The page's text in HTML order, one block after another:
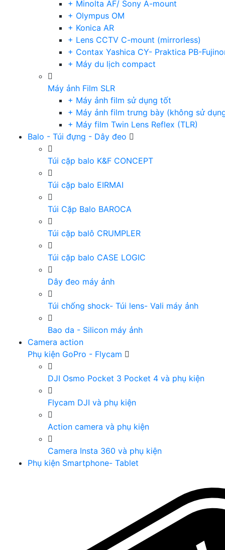
+ Minolta AF/ Sony A-mount
+ Olympus OM
+ Konica AR
+ Lens CCTV C-mount (mirrorless)
+ Contax Yashica CY- Praktica PB-
+ Máy du lịch compact
Máy ảnh Film SLR
+ Máy ảnh film sử dụng tốt
+ Máy ảnh film trưng bày (không sử
+ Máy film Twin Lens Reflex (TLR)
Balo - Túi đựng - Dây đeo
Túi cặp balo K&F CONCEPT
Túi cặp balo EIRMAI
Túi Cặp Balo BAROCA
Túi cặp balô CRUMPLER
Túi cặp balo CASE LOGIC
Dây đeo máy ảnh
Túi chống shock- Túi lens- Vali máy ảnh
Bao da - Silicon máy ảnh
Camera action
Phụ kiện GoPro - Flycam
DJI Osmo Pocket 3 Pocket 4 và phụ kiện
Flycam DJI và phụ kiện
Action camera và phụ kiện
Camera Insta 360 và phụ kiện
Phụ kiện Smartphone- Tablet